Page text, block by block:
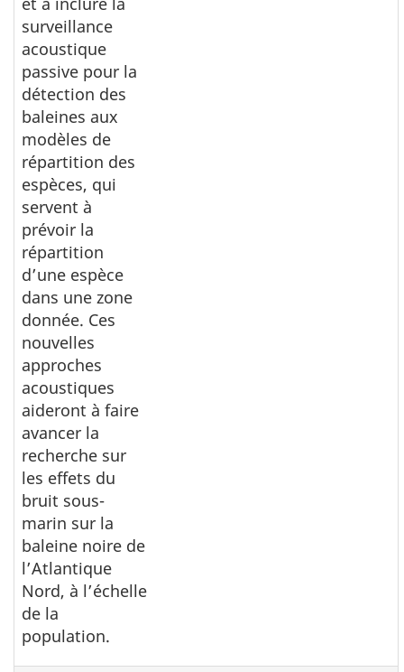
surveillance
acoustique
passive pour la
détection des
baleines aux
modèles de
répartition des
espèces, qui
servent à
prévoir la
répartition
d’une espèce
dans une zone
donnée. Ces
nouvelles
approches
acoustiques
aideront à faire
avancer la
recherche sur
les effets du
bruit sous-
marin sur la
baleine noire de
l’Atlantique
Nord, à l’échelle
de la
population.